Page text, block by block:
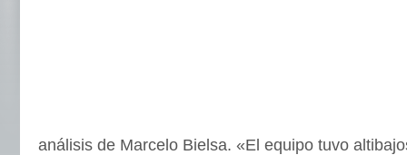
análisis de Marcelo Bielsa. «El equipo tuvo